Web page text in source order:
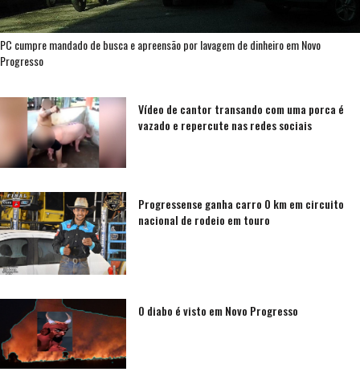
PC cumpre mandado de busca e apreensão por lavagem de dinheiro em Novo
Progresso
Vídeo de cantor transando com uma porca é
vazado e repercute nas redes sociais
Progressense ganha carro 0 km em circuito
nacional de rodeio em touro
O diabo é visto em Novo Progresso